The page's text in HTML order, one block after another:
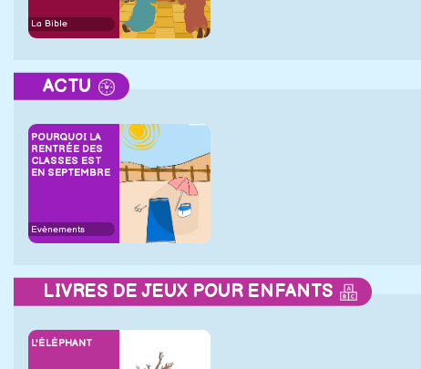
La Bible
ACTU
POURQUOI LA
RENTRÉE DES
CLASSES EST
EN SEPTEMBRE
Evènements
LIVRES DE JEUX POUR ENFANTS
L'ÉLÉPHANT